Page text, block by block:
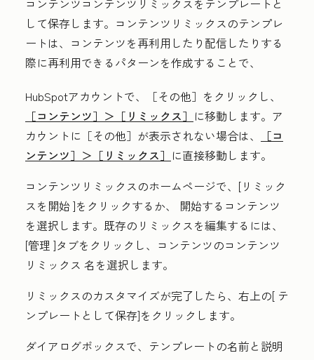
コンテンツコンテンツリミックスをテンプレートと
して保存します。コンテンツリミックスのテンプレ
ートは、コンテンツを再利用したり配信したりする
際に再利用できるパターンを作成することで、
HubSpotアカウントで、
［その他］をクリックし、
［コンテンツ］＞ ［リミックス］ に移動します。ア
カウントに ［その他］が表示されない場合は、
［コ
ンテンツ］＞ ［リミックス］ に直接移動します。
コンテンツリミックスのホームページで、[ リミック
スを開始 ]をクリックするか、 開始するコンテンツ
を選択します。 既存のリミックスを編集するには、
[管理 ]タブをクリックし、コンテンツのコンテンツ
リミックス 名 を選択します。
リミックスのカスタマイズが完了したら、右上の[ テ
ンプレートとして保存]をクリックします。
ダイアログボックスで、テンプレートの名前と 説明